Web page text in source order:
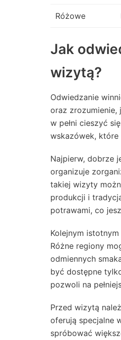
Różowe
Jak
wizytą?
Odwiedzanie
oraz
w pełni cieszyć
wskazówek, które
Najpierw, dobrze
organizuje
takiej wizyty
produkcji i
potrawami, co
Kolejnym
Różne regiony
odmiennych
być dostępne
pozwoli na
Przed wizytą
oferują specjalne
spróbować